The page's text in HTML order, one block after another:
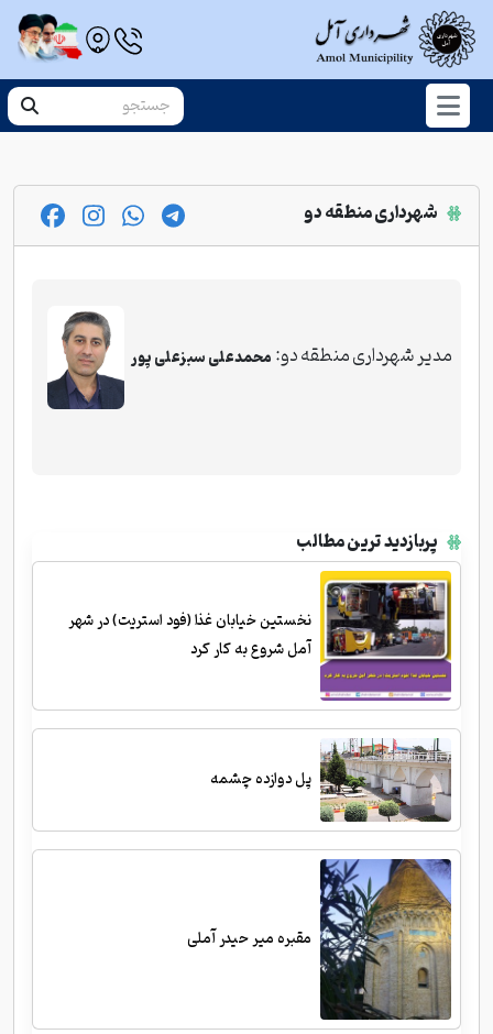
شهرداری منطقه دو
مدیر شهرداری منطقه دو:محمدعلی سبزعلی پور
پربازدید ترین مطالب
نخستین خیابان غذا (فود استریت) در شهر
آمل شروع به کار کرد
پل دوازده چشمه
مقبره میر حیدر آملی